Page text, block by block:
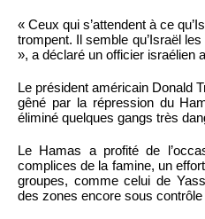
« Ceux qui s’attendent à ce
trompent. Il semble qu’Israël
», a déclaré un officier israélien
Le président américain Donald
gêné par la répression du
éliminé quelques gangs très
Le Hamas a profité de
complices de la famine, un
groupes, comme celui de
des zones encore sous contrôle